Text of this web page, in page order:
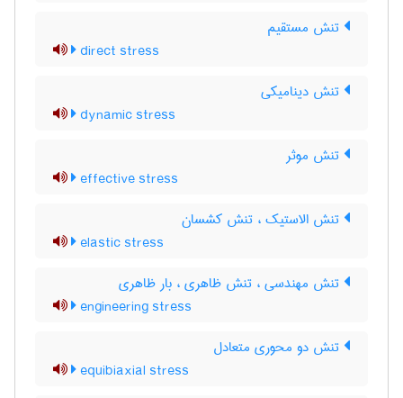
تنش مستقیم
direct stress
تنش دینامیکی
dynamic stress
تنش موثر
effective stress
تنش الاستیک ، تنش کشسان
elastic stress
تنش مهندسی ، تنش ظاهری ، بار ظاهری
engineering stress
تنش دو محوری متعادل
equibiaxial stress